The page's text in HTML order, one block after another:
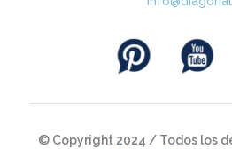
© Copyright 2024 / Todos los